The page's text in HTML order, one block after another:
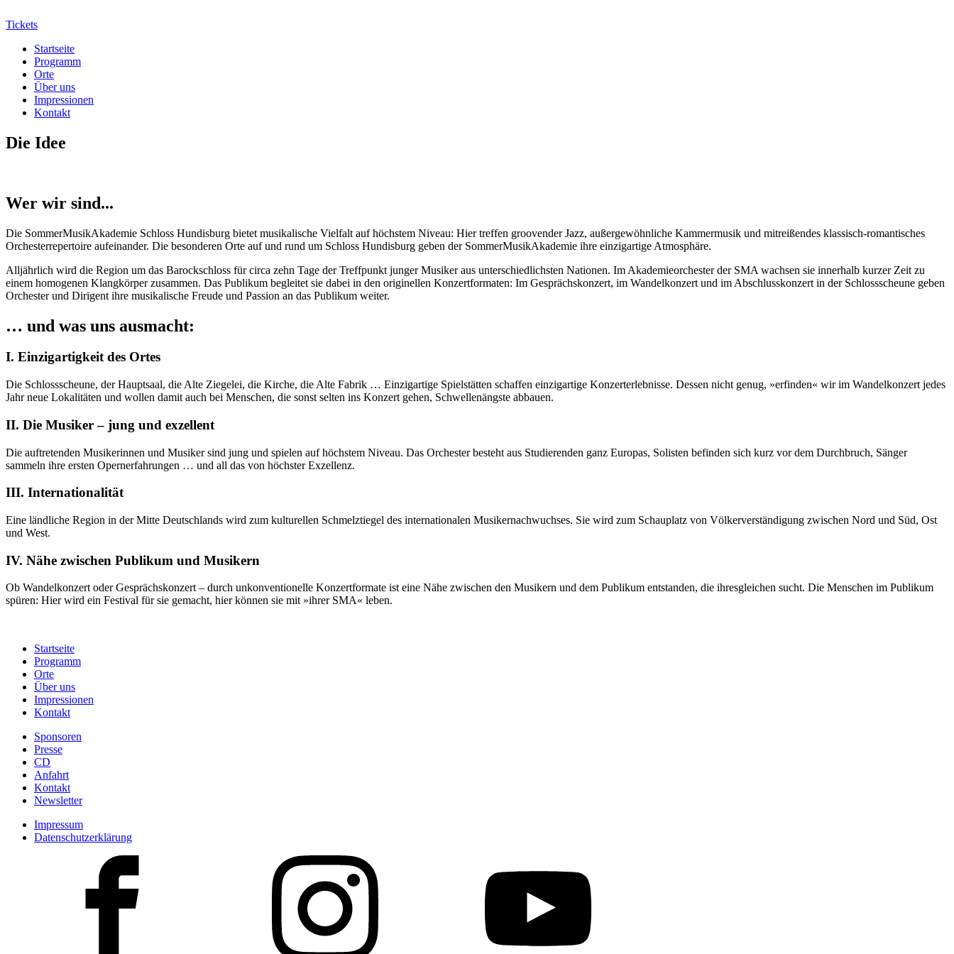
Tickets
Startseite
Programm
Orte
Über uns
Impressionen
Kontakt
Die Idee
Wer wir sind...
Die SommerMusikAkademie Schloss Hundisburg bietet musikalische Vielfalt auf höchstem Niveau: Hier treffen groovender Jazz, außergewöhnliche Kammermusik und mitreißendes klassisch-romantisches
Orchesterrepertoire aufeinander. Die besonderen Orte auf und rund um Schloss Hundisburg geben der SommerMusikAkademie ihre einzigartige Atmosphäre.
Alljährlich wird die Region um das Barockschloss für circa zehn Tage der Treffpunkt junger Musiker aus unterschiedlichsten Nationen. Im Akademieorchester der SMA wachsen sie innerhalb kurzer Zeit zu
einem homogenen Klangkörper zusammen. Das Publikum begleitet sie dabei in den originellen Konzertformaten: Im Gesprächskonzert, im Wandelkonzert und im Abschlusskonzert in der Schlossscheune geben
Orchester und Dirigent ihre musikalische Freude und Passion an das Publikum weiter.
… und was uns ausmacht:
I. Einzigartigkeit des Ortes
Die Schlossscheune, der Hauptsaal, die Alte Ziegelei, die Kirche, die Alte Fabrik … Einzigartige Spielstätten schaffen einzigartige Konzerterlebnisse. Dessen nicht genug, »erfinden« wir im Wandelkonzert jedes
Jahr neue Lokalitäten und wollen damit auch bei Menschen, die sonst selten ins Konzert gehen, Schwellenängste abbauen.
II. Die Musiker – jung und exzellent
Die auftretenden Musikerinnen und Musiker sind jung und spielen auf höchstem Niveau. Das Orchester besteht aus Studierenden ganz Europas, Solisten befinden sich kurz vor dem Durchbruch, Sänger
sammeln ihre ersten Opernerfahrungen … und all das von höchster Exzellenz.
III. Internationalität
Eine ländliche Region in der Mitte Deutschlands wird zum kulturellen Schmelztiegel des internationalen Musikernachwuchses. Sie wird zum Schauplatz von Völkerverständigung zwischen Nord und Süd, Ost
und West.
IV. Nähe zwischen Publikum und Musikern
Ob Wandelkonzert oder Gesprächskonzert – durch unkonventionelle Konzertformate ist eine Nähe zwischen den Musikern und dem Publikum entstanden, die ihresgleichen sucht. Die Menschen im Publikum
spüren: Hier wird ein Festival für sie gemacht, hier können sie mit »ihrer SMA« leben.
Startseite
Programm
Orte
Über uns
Impressionen
Kontakt
Sponsoren
Presse
CD
Anfahrt
Kontakt
Newsletter
Impressum
Datenschutzerklärung